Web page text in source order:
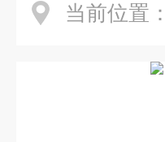
当前位置：